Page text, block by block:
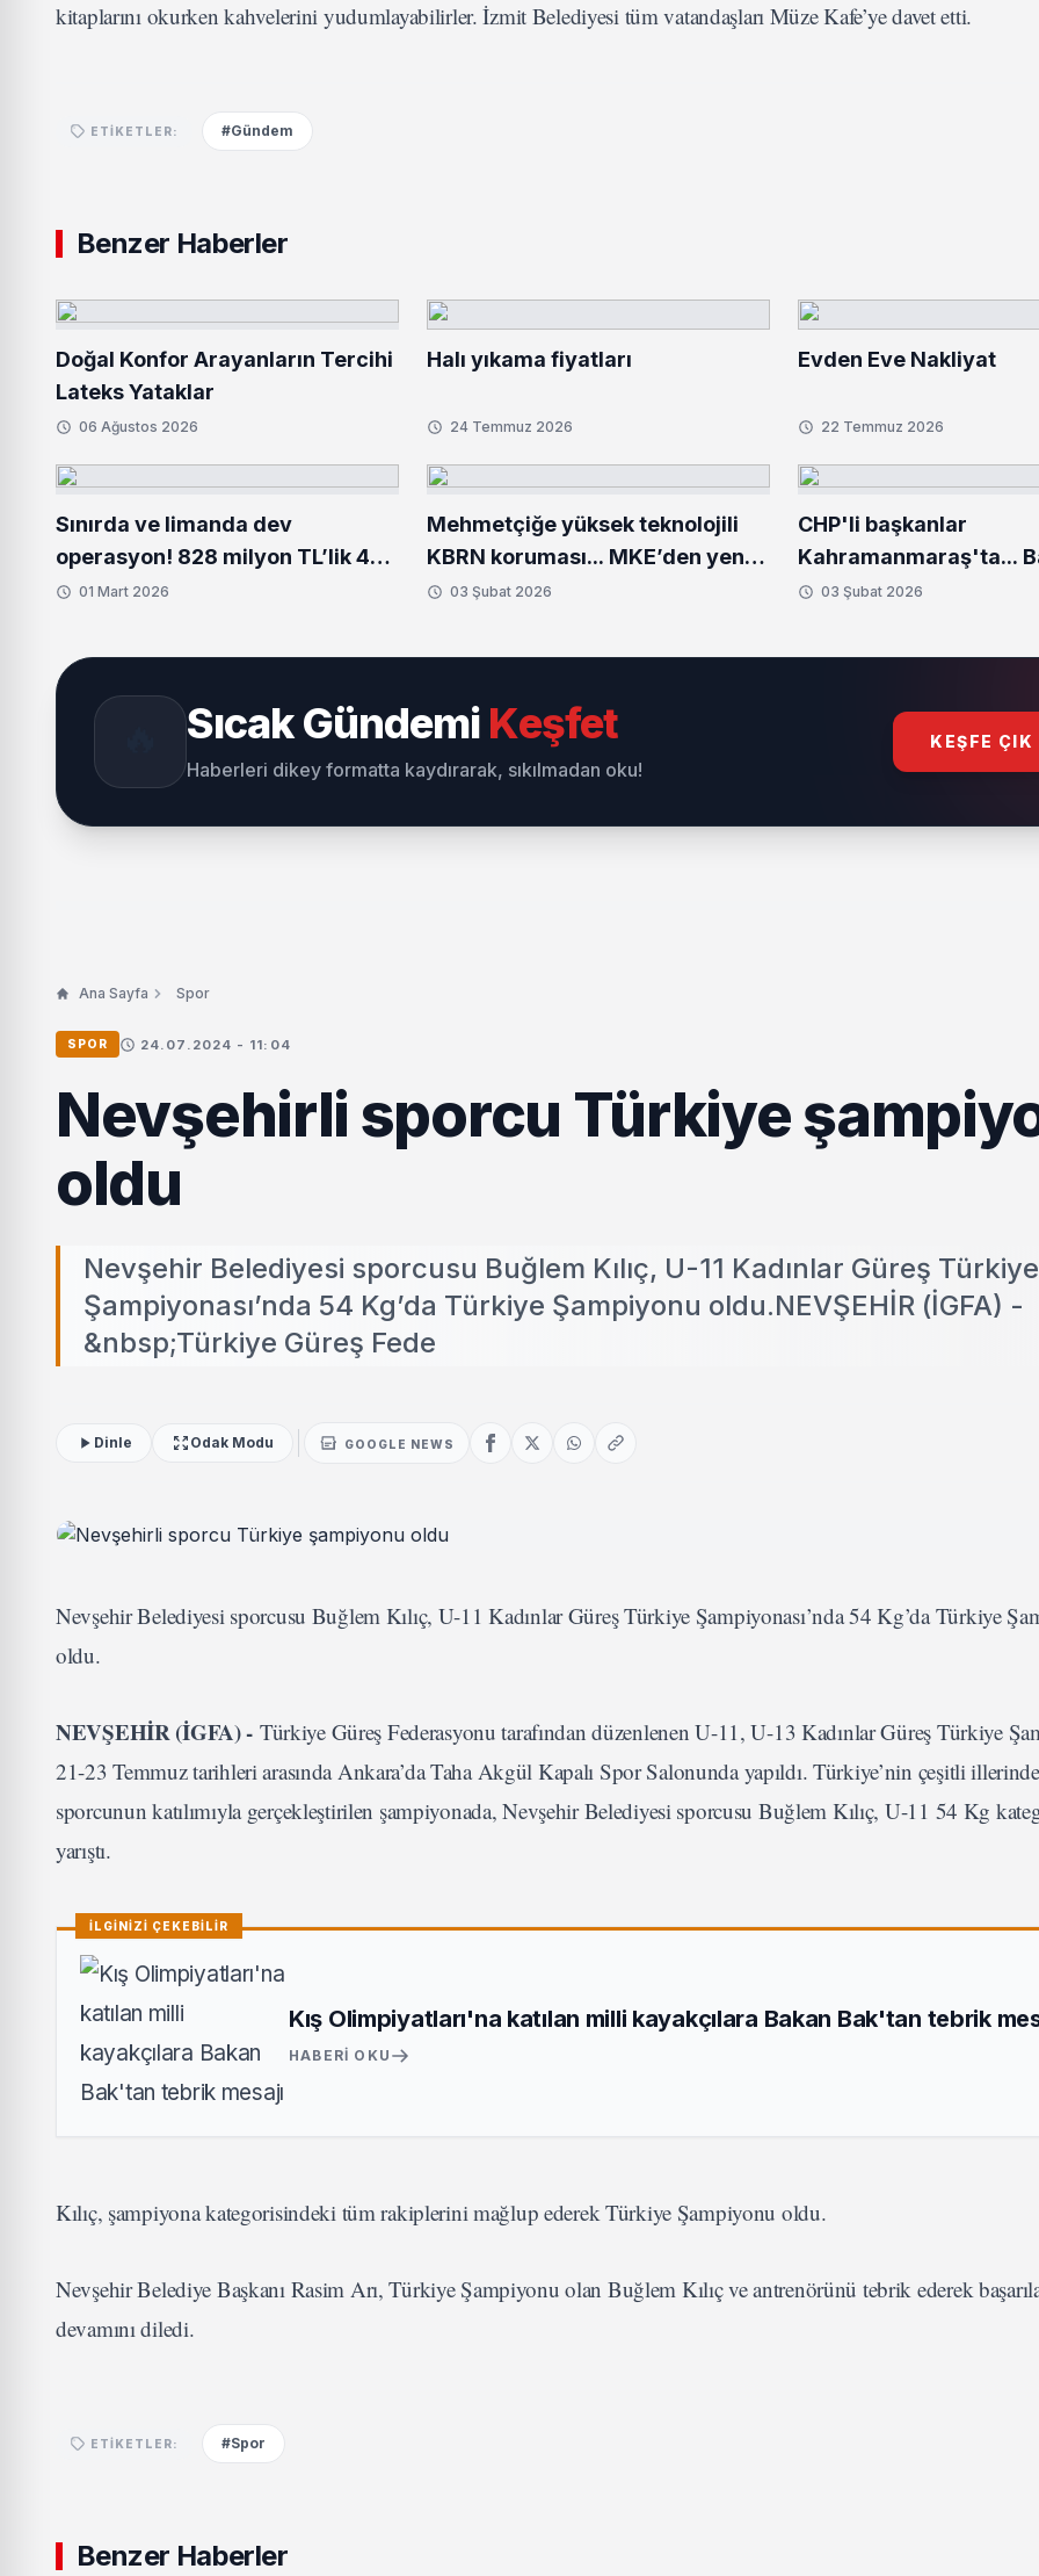
kitaplarını okurken kahvelerini yudumlayabilirler. İzmit Belediyesi tüm vatandaşları Müze Kafe’ye davet etti.
ETIKETLER: #Gündem
Benzer Haberler
Doğal Konfor Arayanların Tercihi
Lateks Yataklar
06 Ağustos 2026
Halı yıkama fiyatları
24 Temmuz 2026
Evden Eve Nakliyat
22 Temmuz 2026
Sınırda ve limanda dev
operasyon! 828 milyon TL’lik 484
kilo uyuşturucu ele geçirildi
01 Mart 2026
Mehmetçiğe yüksek teknolojili
KBRN koruması... MKE’den yeni
donanım setleri
03 Şubat 2026
CHP'li başkanlar
Kahramanmaraş'ta...
Bozbey'den deprem
03 Şubat 2026
Sıcak Gündemi Keşfet
Haberleri dikey formatta kaydırarak, sıkılmadan oku!
KEŞFE ÇIK
Ana Sayfa Spor
SPOR 24.07.2024 - 11:04
Nevşehirli sporcu Türkiye
oldu
Nevşehir Belediyesi sporcusu Buğlem Kılıç, U-11 Kadınlar Güreş Türkiye
Şampiyonası’nda 54 Kg’da Türkiye Şampiyonu oldu.NEVŞEHİR (İGFA) -
&nbsp;Türkiye Güreş Fede
Dinle Odak Modu GOOGLE NEWS
Nevşehir Belediyesi sporcusu Buğlem Kılıç, U-11 Kadınlar Güreş Türkiye Şampiyonası’nda 54 Kg’da Türkiye
oldu.
NEVŞEHİR (İGFA) - Türkiye Güreş Federasyonu tarafından düzenlenen U-11, U-13 Kadınlar Güreş Türkiye
21-23 Temmuz tarihleri arasında Ankara’da Taha Akgül Kapalı Spor Salonunda yapıldı. Türkiye’nin çeşitli
sporcunun katılımıyla gerçekleştirilen şampiyonada, Nevşehir Belediyesi sporcusu Buğlem Kılıç, U-11 54 Kg
yarıştı.
İLGİNİZİ ÇEKEBİLİR
Kış Olimpiyatları'na katılan milli kayakçılara Bakan Bak'tan tebrik
HABERI OKU
Kılıç, şampiyona kategorisindeki tüm rakiplerini mağlup ederek Türkiye Şampiyonu oldu.
Nevşehir Belediye Başkanı Rasim Arı, Türkiye Şampiyonu olan Buğlem Kılıç ve antrenörünü tebrik ederek
devamını diledi.
ETIKETLER: #Spor
Benzer Haberler